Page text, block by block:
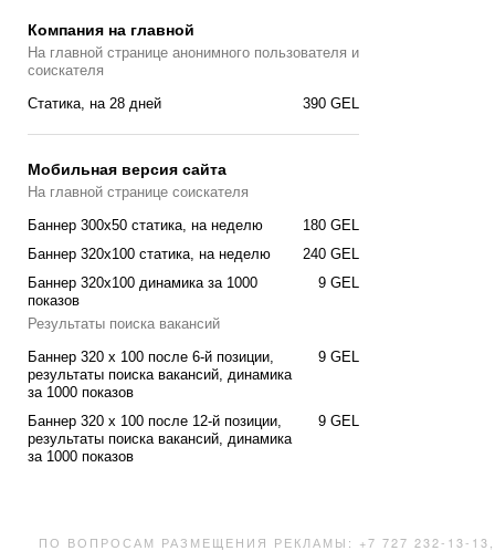
Компания на главной
На главной странице анонимного пользователя и
соискателя
390 GEL
Cтатика, на 28 дней
Мобильная версия сайта
На главной странице соискателя
180 GEL
Баннер 300x50 статика, на неделю
240 GEL
Баннер 320x100 статика, на неделю
9 GEL
Баннер 320x100 динамика за 1000
показов
Результаты поиска вакансий
9 GEL
Баннер 320 x 100 после 6-й позиции,
результаты поиска вакансий, динамика
за 1000 показов
9 GEL
Баннер 320 x 100 после 12-й позиции,
результаты поиска вакансий, динамика
за 1000 показов
ПО ВОПРОСАМ РАЗМЕЩЕНИЯ РЕКЛАМЫ: +7 727 232-13-13,